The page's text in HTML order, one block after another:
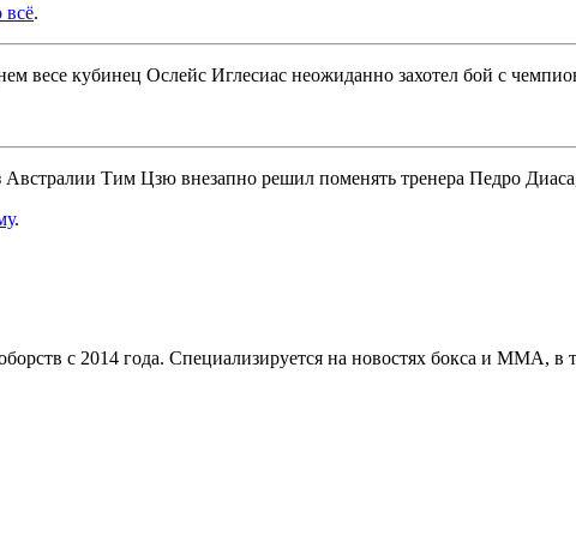
всё.
весе кубинец Ослейс Иглесиас неожиданно захотел бой с
Тим Цзю внезапно решил поменять тренера Педро
.
с 2014 года. Специализируется на новостях бокса и ММА, в